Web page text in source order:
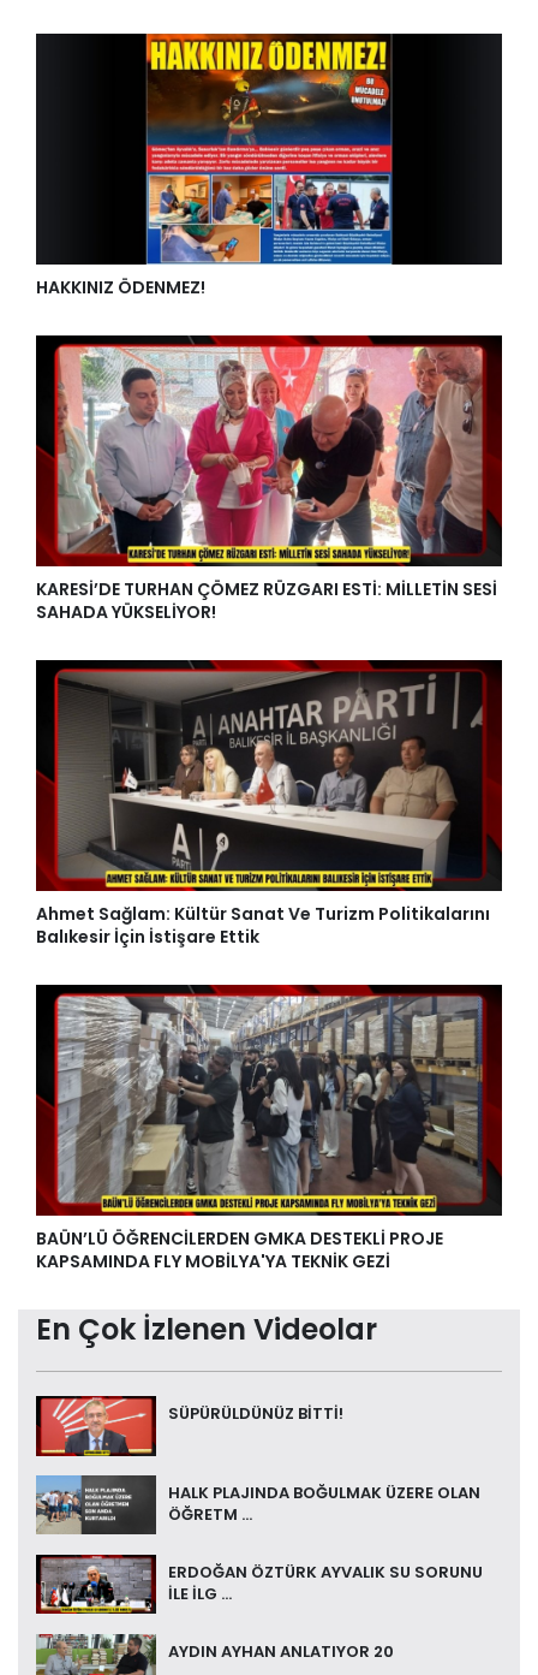
HAKKINIZ ÖDENMEZ!
KARESİ’DE TURHAN ÇÖMEZ RÜZGARI ESTİ: MİLLETİN SESİ
SAHADA YÜKSELİYOR!
Ahmet Sağlam: Kültür Sanat Ve Turizm Politikalarını
Balıkesir İçin İstişare Ettik
BAÜN’LÜ ÖĞRENCİLERDEN GMKA DESTEKLİ PROJE
KAPSAMINDA FLY MOBİLYA'YA TEKNİK GEZİ
En Çok İzlenen Videolar
SÜPÜRÜLDÜNÜZ BİTTİ!
HALK PLAJINDA BOĞULMAK ÜZERE OLAN
ÖĞRETM ...
ERDOĞAN ÖZTÜRK AYVALIK SU SORUNU
İLE İLG ...
AYDIN AYHAN ANLATIYOR 20